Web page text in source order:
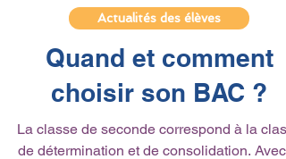
31 oct. 2022 1 min de lecture
Actualités des élèves
Quand et comment
choisir son BAC ?